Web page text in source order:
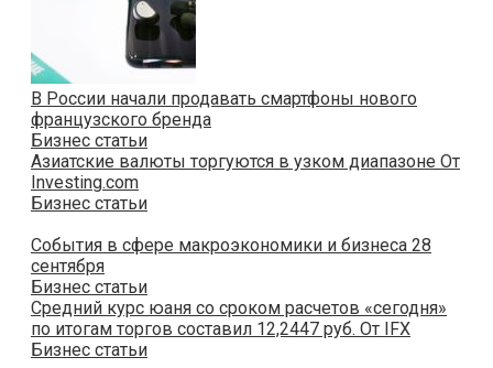
В России начали продавать смартфоны нового
французского бренда
Бизнес статьи
Азиатские валюты торгуются в узком диапазоне От
Investing.com
Бизнес статьи
События в сфере макроэкономики и бизнеса 28
сентября
Бизнес статьи
Средний курс юаня со сроком расчетов «сегодня»
по итогам торгов составил 12,2447 руб. От IFX
Бизнес статьи